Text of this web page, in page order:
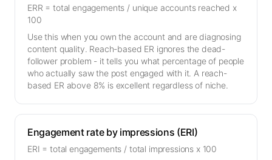
ERR = total engagements / unique accounts reached x
100
Use this when you own the account and are diagnosing
content quality. Reach-based ER ignores the dead-
follower problem - it tells you what percentage of people
who actually saw the post engaged with it. A reach-
based ER above 8% is excellent regardless of niche.
Engagement rate by impressions (ERI)
ERI = total engagements / total impressions x 100